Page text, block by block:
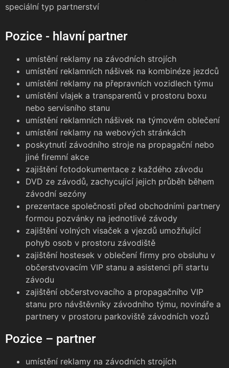
speciální typ partnerství
Pozice - hlavní partner
umístění reklamy na závodních strojích
umístění reklamních nášivek na kombinéze jezdců
umístění reklamy na přepravních vozidlech týmu
umístění vlajek a transparentů v prostoru boxu
nebo servisního stanu
umístění reklamních nášivek na týmovém oblečení
umístění reklamy na webových stránkách
poskytnutí závodního stroje na propagační nebo
jiné firemní akce
zajištění fotodokumentace z každého závodu
DVD ze závodů, zachycující jejich průběh během
závodní sezóny
prezentace společnosti před obchodními partnery
formou pozvánky na jednotlivé závody
zajištění volných visaček a vjezdů umožňující
pohyb osob v prostoru závodiště
zajištění hostesek v oblečení firmy pro obsluhu v
občerstvovacím VIP stanu a asistenci při startu
závodu
zajištění občerstvovacího a propagačního VIP
stanu pro návštěvníky závodního týmu, novináře a
partnery v prostoru parkoviště závodních vozů
Pozice – partner
umístění reklamy na závodních strojích